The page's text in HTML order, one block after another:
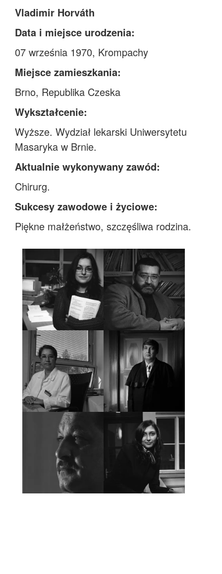
Vladimir Horváth
Data i miejsce urodzenia:
07 września 1970, Krompachy
Miejsce zamieszkania:
Brno, Republika Czeska
Wykształcenie:
Wyższe. Wydział lekarski Uniwersytetu
Masaryka w Brnie.
Aktualnie wykonywany zawód:
Chirurg.
Sukcesy zawodowe i życiowe:
Piękne małżeństwo, szczęśliwa rodzina.